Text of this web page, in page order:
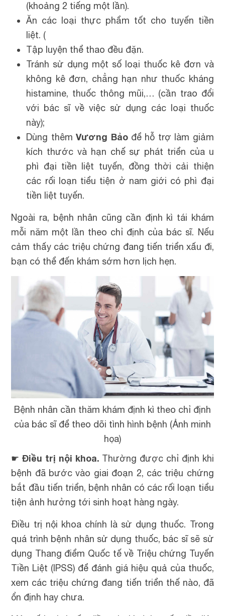
(khoảng 2 tiếng một lần).
Ăn các loại thực phẩm tốt cho tuyến tiền
liệt. (
Tập luyện thể thao đều đặn.
Tránh sử dụng một số loại thuốc kê đơn và
không kê đơn, chẳng hạn như thuốc kháng
histamine, thuốc thông mũi,… (cần trao đổi
với bác sĩ về việc sử dụng các loại thuốc
này);
Dùng thêm Vương Bảođể hỗ trợ làm giảm
kích thước và hạn chế sự phát triển của u
phì đại tiền liệt tuyến, đồng thời cải thiện
các rối loạn tiểu tiện ở nam giới có phì đại
tiền liệt tuyến.
Ngoài ra, bệnh nhân cũng cần định kì tái khám
mỗi năm một lần theo chỉ định của bác sĩ. Nếu
cảm thấy các triệu chứng đang tiến triển xấu đi,
bạn có thể đến khám sớm hơn lịch hẹn.
Bệnh nhân cần thăm khám định kì theo chỉ định
của bác sĩ để theo dõi tình hình bệnh (Ảnh minh
họa)
☛Điều trị nội khoa. Thường được chỉ định khi
bệnh đã bước vào giai đoạn 2, các triệu chứng
bắt đầu tiến triển, bệnh nhân có các rối loạn tiểu
tiện ảnh hưởng tới sinh hoạt hàng ngày.
Điều trị nội khoa chính là sử dụng thuốc. Trong
quá trình bệnh nhân sử dụng thuốc, bác sĩ sẽ sử
dụng Thang điểm Quốc tế về Triệu chứng Tuyến
Tiền Liệt (IPSS) để đánh giá hiệu quả của thuốc,
xem các triệu chứng đang tiến triển thế nào, đã
ổn định hay chưa.